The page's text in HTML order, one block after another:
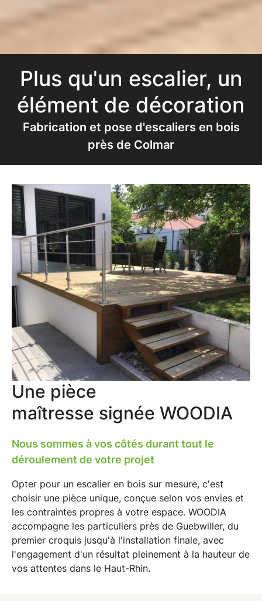
Fabrication et pose d'escaliers en bois
près de Colmar
Plus qu'un escalier, un
élément de décoration
Une pièce
maîtresse signée WOODIA
Nous sommes à vos côtés durant tout le
déroulement de votre projet
Opter pour un escalier en bois sur mesure, c'est
choisir une pièce unique, conçue selon vos envies et
les contraintes propres à votre espace. WOODIA
accompagne les particuliers près de Guebwiller, du
premier croquis jusqu'à l'installation finale, avec
l'engagement d'un résultat pleinement à la hauteur de
vos attentes dans le Haut-Rhin.